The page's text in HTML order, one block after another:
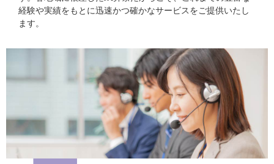
経験や実績をもとに迅速かつ確かなサービスをご提供いたし
ます。